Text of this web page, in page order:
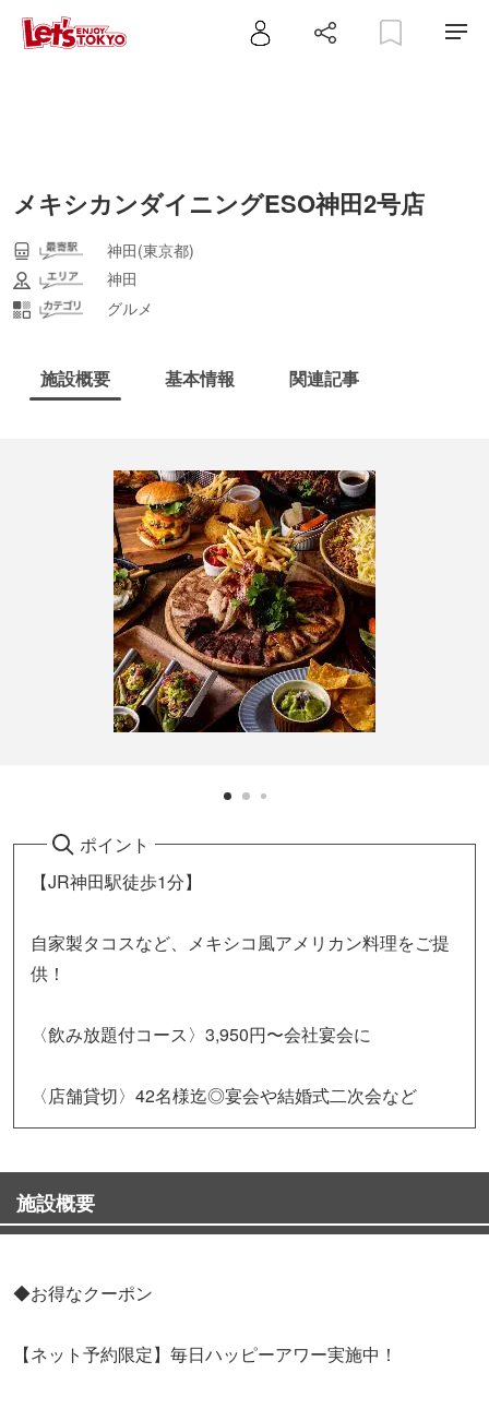
メキシカンダイニングESO神田2号店
神田(東京都)
神田
グルメ
施設概要 基本情報 関連記事
ポイント
【JR神田駅徒歩1分】
自家製タコスなど、メキシコ風アメリカン料理をご提
供！
〈飲み放題付コース〉3,950円〜会社宴会に
〈店舗貸切〉42名様迄◎宴会や結婚式二次会など
施設概要
◆お得なクーポン
【ネット予約限定】毎日ハッピーアワー実施中！